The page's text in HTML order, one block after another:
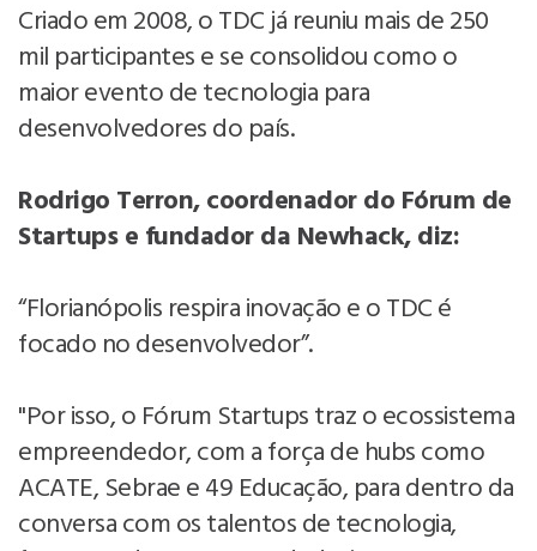
Criado em 2008, o TDC já reuniu mais de 250
mil participantes e se consolidou como o
maior evento de tecnologia para
desenvolvedores do país.
Rodrigo Terron, coordenador do Fórum de
Startups e fundador da Newhack, diz:
“Florianópolis respira inovação e o TDC é
focado no desenvolvedor”.
"Por isso, o Fórum Startups traz o ecossistema
empreendedor, com a força de hubs como
ACATE, Sebrae e 49 Educação, para dentro da
conversa com os talentos de tecnologia,